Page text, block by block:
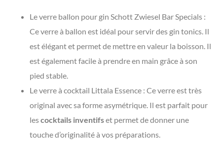
Le verre ballon pour gin Schott Zwiesel Bar Specials :
Ce verre à ballon est idéal pour servir des gin tonics. Il
est élégant et permet de mettre en valeur la boisson. Il
est également facile à prendre en main grâce à son
pied stable.
Le verre à cocktail Littala Essence : Ce verre est très
original avec sa forme asymétrique. Il est parfait pour
lescocktails inventifset permet de donner une
touche d’originalité à vos préparations.